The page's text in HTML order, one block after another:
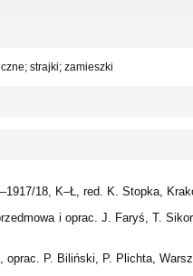
strajki; zamieszki
18, K–Ł, red. K. Stopka,
i oprac. J. Faryś, T.
P. Biliński, P. Plichta,